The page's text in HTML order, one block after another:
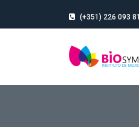
(+351) 226 093